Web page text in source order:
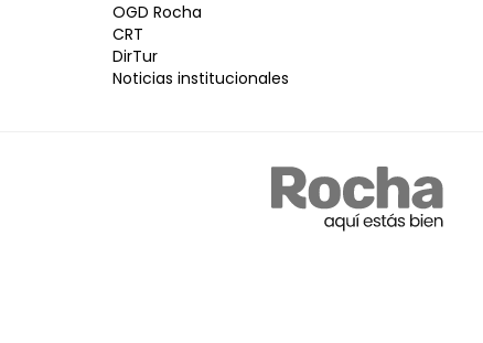
OGD Rocha
CRT
DirTur
Noticias institucionales